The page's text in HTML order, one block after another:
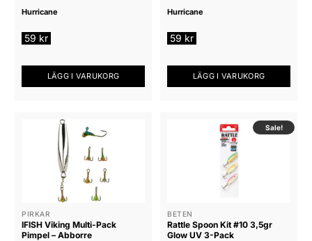
Hurricane
59 kr
LÄGG I VARUKORG
Hurricane
59 kr
LÄGG I VARUKORG
PIRKAR
IFISH Viking Multi-Pack
Pimpel – Abborre
Sale!
BETEN
Rattle Spoon Kit #10 3,5gr
Glow UV 3-Pack